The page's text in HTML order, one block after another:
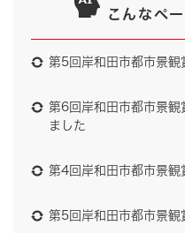
こんなペ
第5回岸和田市都市景観
第6回岸和田市都市景観
ました
第4回岸和田市都市景観
第5回岸和田市都市景観